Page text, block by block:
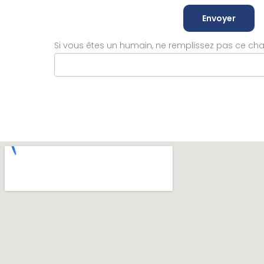
Envoyer
Si vous êtes un humain, ne remplissez pas ce